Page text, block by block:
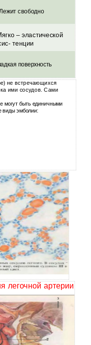
свободно
– эластической
тенции
поверхность
не встречающихся
ими сосудов. Сами
могут быть единичными
виды эмболии:
легочной артерии